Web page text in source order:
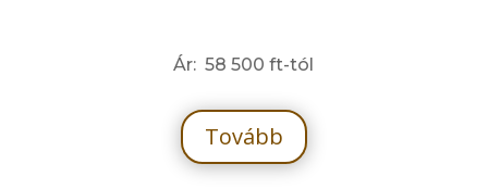
Ár: 58 500 ft-tól
Tovább